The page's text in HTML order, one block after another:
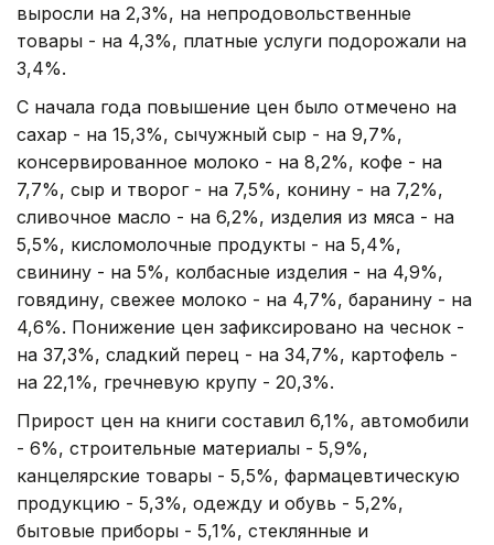
выросли на 2,3%, на непродовольственные
товары - на 4,3%, платные услуги подорожали на
3,4%.
С начала года повышение цен было отмечено на
сахар - на 15,3%, сычужный сыр - на 9,7%,
консервированное молоко - на 8,2%, кофе - на
7,7%, сыр и творог - на 7,5%, конину - на 7,2%,
сливочное масло - на 6,2%, изделия из мяса - на
5,5%, кисломолочные продукты - на 5,4%,
свинину - на 5%, колбасные изделия - на 4,9%,
говядину, свежее молоко - на 4,7%, баранину - на
4,6%. Понижение цен зафиксировано на чеснок -
на 37,3%, сладкий перец - на 34,7%, картофель -
на 22,1%, гречневую крупу - 20,3%.
Прирост цен на книги составил 6,1%, автомобили
- 6%, строительные материалы - 5,9%,
канцелярские товары - 5,5%, фармацевтическую
продукцию - 5,3%, одежду и обувь - 5,2%,
бытовые приборы - 5,1%, стеклянные и